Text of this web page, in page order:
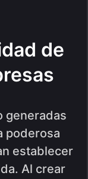
de
generadas
poderosa
establecer
Al crear